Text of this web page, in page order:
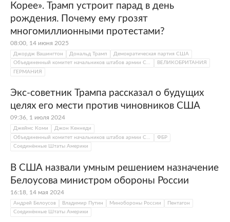
Корее». Трамп устроит парад в день
рождения. Почему ему грозят
многомиллионными протестами?
08:00, 14 июня 2025
Джордж Вашингтон Дональд Трамп
Демократическая партия США
Объединенный комитет начальников штабов армии США
ВЕЛИКОБРИТАНИЯ
ГЕРМАНИЯ
Экс-советник Трампа рассказал о будущих
целях его мести против чиновников США
09:36, 1 июля 2024
Джеймс Коми
Джон Кеннеди
ФБР
Соединённые Штаты Америки
В США назвали умным решением назначение
Белоусова министром обороны России
16:18, 14 мая 2024
Андрей Белоусов Владимир Путин Минобороны России
Пентагон
Соединённые Штаты Америки